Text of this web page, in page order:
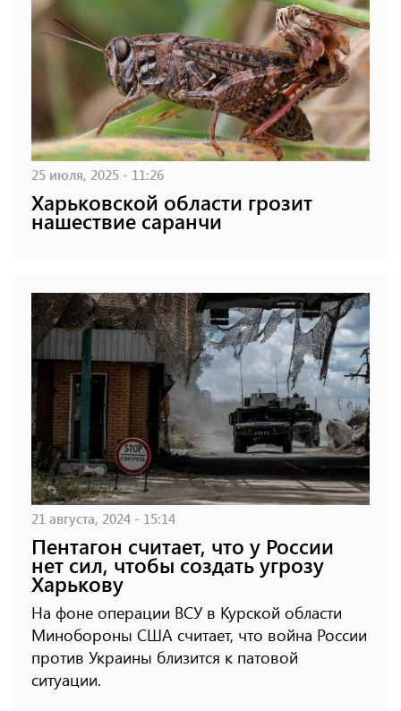
25 июля, 2025 - 11:26
Харьковской области грозит
нашествие саранчи
21 августа, 2024 - 15:14
Пентагон считает, что у России
нет сил, чтобы создать угрозу
Харькову
На фоне операции ВСУ в Курской области
Минобороны США считает, что война России
против Украины близится к патовой
ситуации.